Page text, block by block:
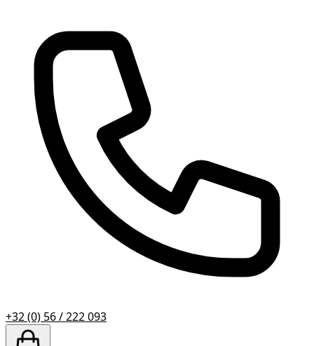
+32 (0) 56 / 222 093